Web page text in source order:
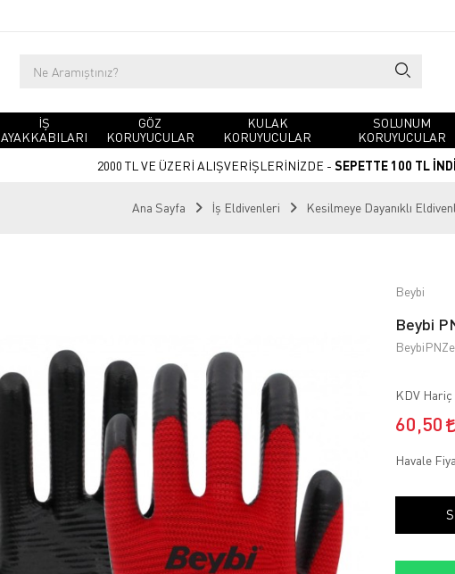
İŞ
AYAKKABILARI
GÖZ
KORUYUCULAR
KULAK
KORUYUCULAR
SOLUNUM
KORUYUCULAR
2000 TL VE ÜZERİ ALIŞVERİŞLERİNİZDE - SEPETTE 100 TL
Ana Sayfa İş Eldivenleri Kesilmeye Dayanıklı
Beybi
Beybi
KDV Hariç
60,50
Havale